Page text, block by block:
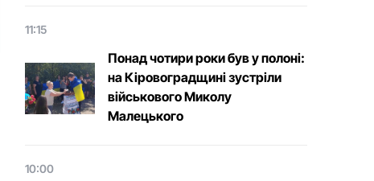
11:15
Понад чотири роки був у полоні:
на Кіровоградщині зустріли
військового Микoлу
Малецькoгo
10:00